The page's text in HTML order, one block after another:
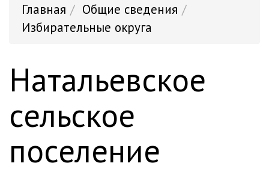
Главная
Общие сведения
Избирательные округа
Натальевское
сельское
поселение